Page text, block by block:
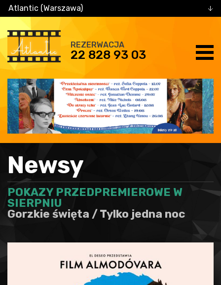
Atlantic (Warszawa)
REZERWACJA
22 828 93 03
Newsy
POKAZY PRZEDPREMIEROWE W
SIERPNIU
Gorzkie święta / Tylko jedna noc